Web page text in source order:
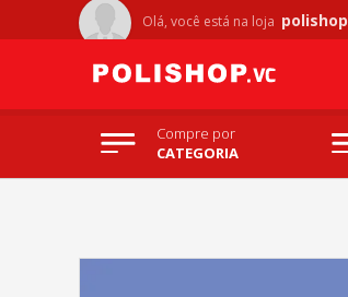
Olá, você está na loja polishop
Compre por
CATEGORIA